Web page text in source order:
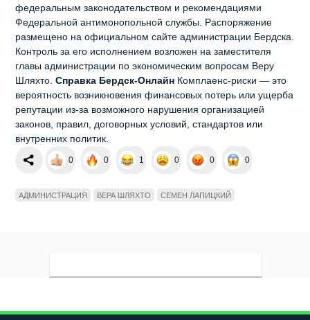
федеральным законодательством и рекомендациями
Федеральной антимонопольной службы. Распоряжение
размещено на официальном сайте администрации Бердска.
Контроль за его исполнением возложен на заместителя
главы администрации по экономическим вопросам Веру
Шляхто.Справка Бердск-Онлайн Комплаенс-риски — это
вероятность возникновения финансовых потерь или ущерба
репутации из-за возможного нарушения организацией
законов, правил, договорных условий, стандартов или
внутренних политик.
0 0 1 0 0 0
АДМИНИСТРАЦИЯ ВЕРА ШЛЯХТО СЕМЕН ЛАПИЦКИЙ